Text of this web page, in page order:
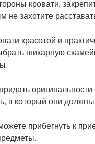
кровати,
захотите
красотой и
шикарную
в который они
прибегнуть к